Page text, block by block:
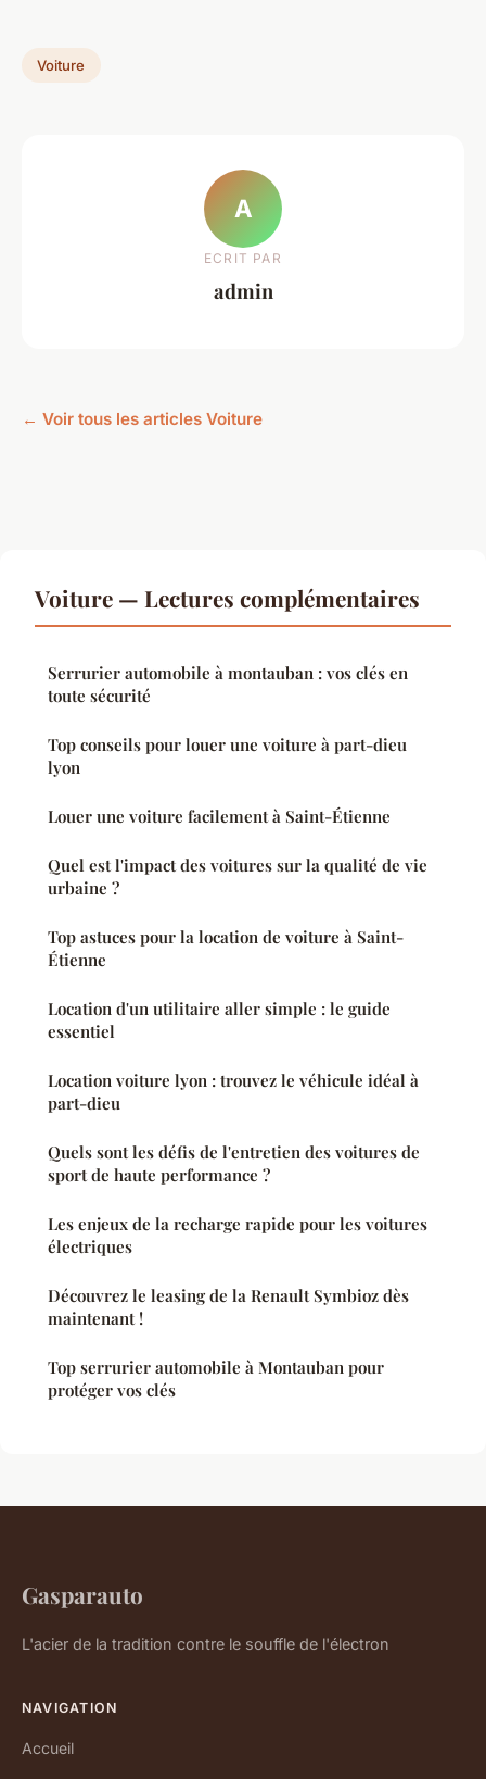
Voiture
A
ECRIT PAR
admin
← Voir tous les articles Voiture
Voiture — Lectures complémentaires
Serrurier automobile à montauban : vos clés en
toute sécurité
Top conseils pour louer une voiture à part-dieu
lyon
Louer une voiture facilement à Saint-Étienne
Quel est l'impact des voitures sur la qualité de vie
urbaine ?
Top astuces pour la location de voiture à Saint-
Étienne
Location d'un utilitaire aller simple : le guide
essentiel
Location voiture lyon : trouvez le véhicule idéal à
part-dieu
Quels sont les défis de l'entretien des voitures de
sport de haute performance ?
Les enjeux de la recharge rapide pour les voitures
électriques
Découvrez le leasing de la Renault Symbioz dès
maintenant !
Top serrurier automobile à Montauban pour
protéger vos clés
Gasparauto
L'acier de la tradition contre le souffle de l'électron
NAVIGATION
Accueil